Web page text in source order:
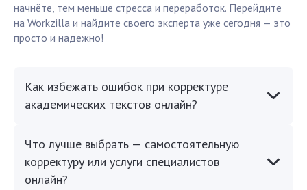
начнёте, тем меньше стресса и переработок. Перейдите
на Workzilla и найдите своего эксперта уже сегодня — это
просто и надежно!
Как избежать ошибок при корректуре
академических текстов онлайн?
Что лучше выбрать — самостоятельную
корректуру или услуги специалистов
онлайн?